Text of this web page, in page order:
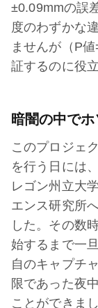
±0.09mmの誤
度のわずかな
ませんが（P
証するのに役
暗闇の中で
このプロジェ
を行う日には
レゴン州立大
エンス研究所
した。その数
始するまで一
自のキャプチ
限であった夜
ことができま